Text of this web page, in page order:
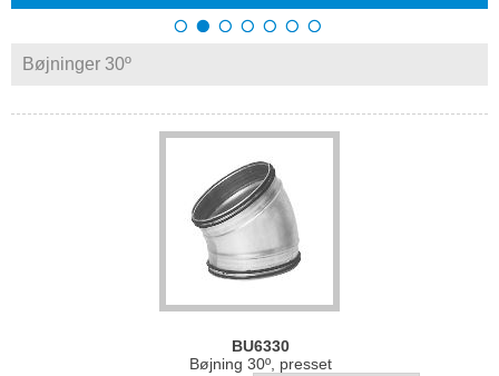
Bøjninger 30º
BU6330
Bøjning 30º, presset